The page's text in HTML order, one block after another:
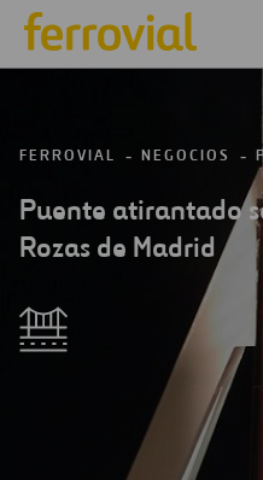
FERROVIAL NEGOCIOS
Puente atirantado
Rozas de Madrid